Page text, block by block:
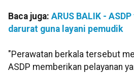
Baca juga: ARUS BALIK -
darurat guna layani pemudik
"Perawatan berkala tersebut
ASDP memberikan pelayanan